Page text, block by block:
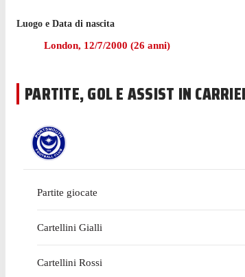
Prima di arrivare a vestire la maglia del
Luogo e Data di nascita
London, 12/7/2000 (26 anni)
PARTITE, GOL E ASSIST IN
Partite giocate
Cartellini Gialli
Cartellini Rossi